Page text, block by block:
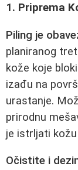
1. Priprema
Piling je
planiranog
kože koje
izađu na
urastanje.
prirodnu
je istrljati
Očistite i